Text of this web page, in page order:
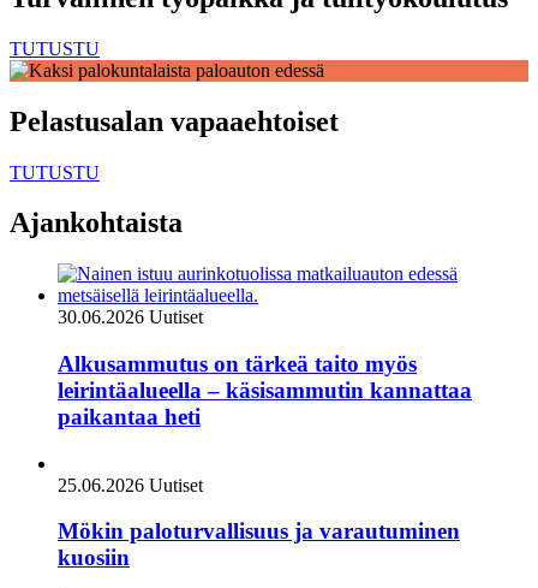
TUTUSTU
Pelastusalan vapaaehtoiset
TUTUSTU
Ajankohtaista
30.06.2026 Uutiset
Alkusammutus on tärkeä taito myös
leirintäalueella – käsisammutin kannattaa
paikantaa heti
25.06.2026 Uutiset
Mökin paloturvallisuus ja varautuminen
kuosiin